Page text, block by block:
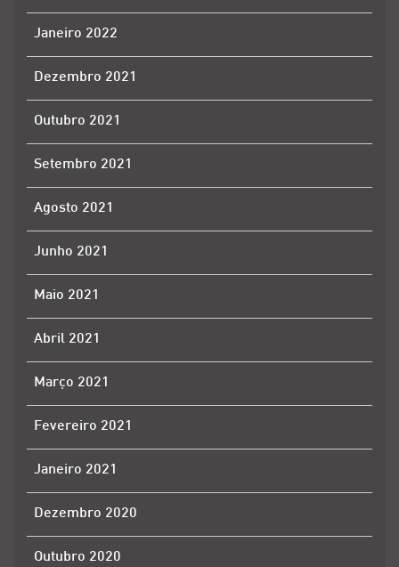
Janeiro 2022
Dezembro 2021
Outubro 2021
Setembro 2021
Agosto 2021
Junho 2021
Maio 2021
Abril 2021
Março 2021
Fevereiro 2021
Janeiro 2021
Dezembro 2020
Outubro 2020